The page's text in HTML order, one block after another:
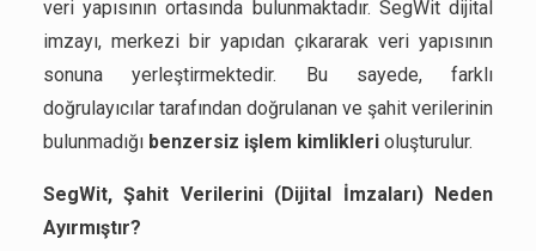
veri yapısının ortasında bulunmaktadır. SegWit dijital
imzayı, merkezi bir yapıdan çıkararak veri yapısının
sonuna yerleştirmektedir. Bu sayede, farklı
doğrulayıcılar tarafından doğrulanan ve şahit verilerinin
bulunmadığı benzersiz işlem kimlikleri oluşturulur.
SegWit, Şahit Verilerini (Dijital İmzaları) Neden
Ayırmıştır?